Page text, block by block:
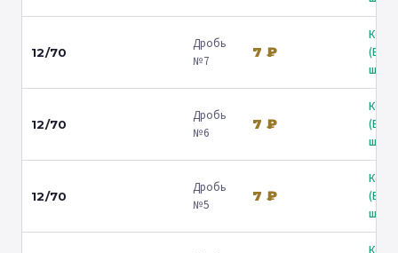
12/70
Дробь
№7
7 ₽
ш.) ↗
12/70
Дробь
№6
7 ₽
ш.) ↗
12/70
Дробь
№5
7 ₽
ш.) ↗